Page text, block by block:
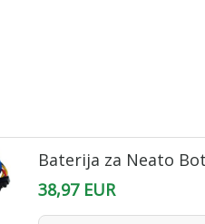
Baterija za Neato
38,97 EUR